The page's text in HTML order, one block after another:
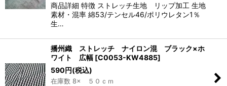
商品詳細 特徴 ストレッチ生地 リップ加工 生地
素材・混率 綿53/テンセル46/ポリウレタン1％
生…
播州織 ストレッチ ナイロン混 ブラック×ホ
ワイト 広幅 [C0053-KW4885]
590円(税込)
在庫数 8× ５０ｃｍ